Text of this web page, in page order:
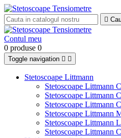

Contul meu
0 produse 0
Toggle navigation  
Stetoscoape Littmann
Stetoscoape Littmann
Stetoscoape Littmann
Stetoscoape Littmann
Stetoscoape Littmann
Stetoscoape Littmann
Stetoscoape Littmann